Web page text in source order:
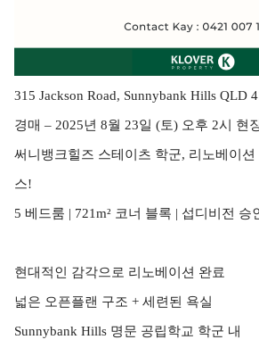
315 Jackson Road, Sunnybank Hills QLD
경매 – 2025년 8월 23일 (토) 오후 2시 현
써니뱅크힐즈 스테이츠 학군, 리노베이
스!
5 베드룸 | 721m² 코너 블록 | 섭디비전 승
현대적인 감각으로 리노베이션 완료
넓은 오픈플랜 구조 + 세련된 욕실
Sunnybank Hills 명문 공립학교 학군 내